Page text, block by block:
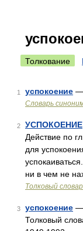
Толкование
1 успокоение —
Словарь
2 УСПОКОЕНИЕ
Действие по
для
ни в чем не
Толковый
3 успокоение —
Толковый